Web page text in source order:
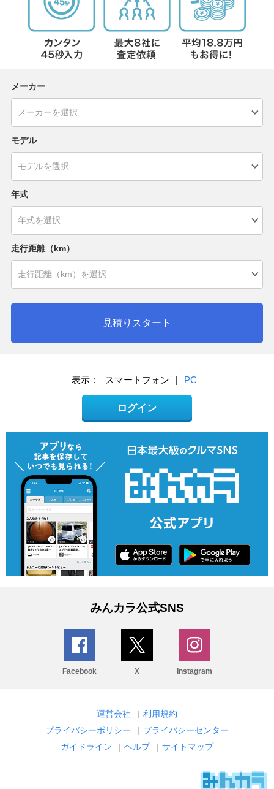
メーカー
モデル
年式
走行距離（km）
見積りスタート
表示： スマートフォン | PC
ログイン
みんカラ公式SNS
Facebook X Instagram
運営会社 | 利用規約
プライバシーポリシー
| プライバシーセンター
ガイドライン
| ヘルプ | サイトマップ